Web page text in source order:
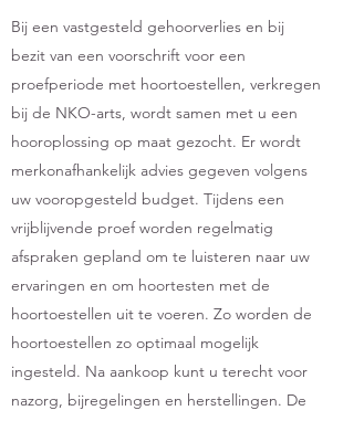
Bij een vastgesteld gehoorverlies en bij
bezit van een voorschrift voor een
proefperiode met hoortoestellen, verkregen
bij de NKO-arts, wordt samen met u een
hooroplossing op maat gezocht. Er wordt
merkonafhankelijk advies gegeven volgens
uw vooropgesteld budget. Tijdens een
vrijblijvende proef worden regelmatig
afspraken gepland om te luisteren naar uw
ervaringen en om hoortesten met de
hoortoestellen uit te voeren. Zo worden de
hoortoestellen zo optimaal mogelijk
ingesteld. Na aankoop kunt u terecht voor
nazorg, bijregelingen en herstellingen. De